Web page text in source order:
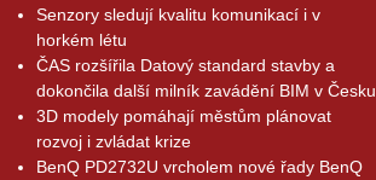
Senzory sledují kvalitu komunikací i v
horkém létu
ČAS rozšířila Datový standard stavby a
dokončila další milník zavádění BIM v Česku
3D modely pomáhají městům plánovat
rozvoj i zvládat krize
BenQ PD2732U vrcholem nové řady BenQ